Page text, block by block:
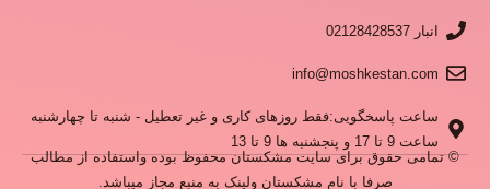
انبار 02128428537
info@moshkestan.com
ساعت پاسخگویی:فقط روزهای کاری و غیر تعطیل - شنبه تا چهارشنبه
ساعت 9 تا 17 و پنجشنبه ها 9 تا 13
© تمامی حقوق برای سایت مشکستان محفوظ بوده واستفاده از مطالب
صرفا با نام مشکستان ولینک به منبع مجاز میباشد.